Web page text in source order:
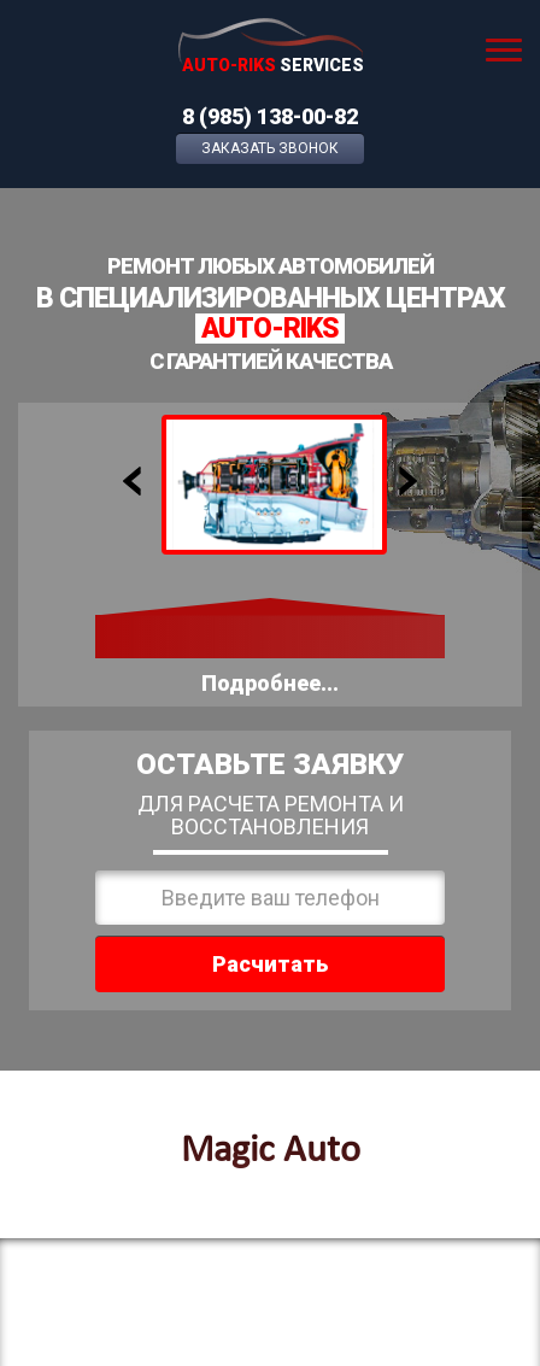
AUTO-RIKS SERVICES
8 (985) 138-00-82
ЗАКАЗАТЬ ЗВОНОК
РЕМОНТ ЛЮБЫХ АВТОМОБИЛЕЙ
В СПЕЦИАЛИЗИРОВАННЫХ ЦЕНТРАХ
AUTO-RIKS
С ГАРАНТИЕЙ КАЧЕСТВА
Подробнее...
ОСТАВЬТЕ ЗАЯВКУ
ДЛЯ РАСЧЕТА РЕМОНТА И
ВОССТАНОВЛЕНИЯ
Расчитать
Magic Auto